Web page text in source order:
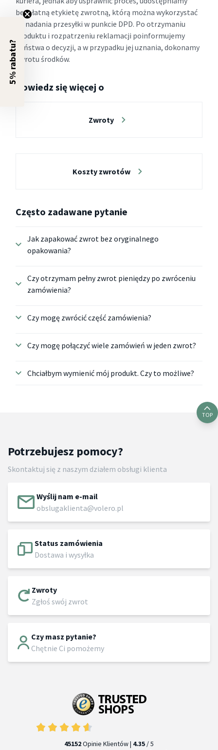
bezpłatną etykietę zwrotną, którą można wykorzystać
do nadania przesyłki w punkcie DPD. Po otrzymaniu
produktu i rozpatrzeniu reklamacji poinformujemy
Państwa o decyzji, a w przypadku jej uznania, dokonamy
zwrotu środków.
Dowiedz się więcej o
Zwroty
Koszty zwrotów
Często zadawane pytanie
Jak zapakować zwrot bez oryginalnego
opakowania?
Czy otrzymam pełny zwrot pieniędzy po zwróceniu
zamówienia?
Czy mogę zwrócić część zamówienia?
Czy mogę połączyć wiele zamówień w jeden zwrot?
Chciałbym wymienić mój produkt. Czy to możliwe?
TOP
Potrzebujesz pomocy?
Skontaktuj się z naszym działem obsługi klienta
Wyślij nam e-mail
obslugaklienta@volero.pl
Status zamówienia
Dostawa i wysyłka
Zwroty
Zgłoś swój zwrot
Czy masz pytanie?
Chętnie Ci pomożemy
45152Opinie Klientów | 4.35 / 5
5% rabatu?